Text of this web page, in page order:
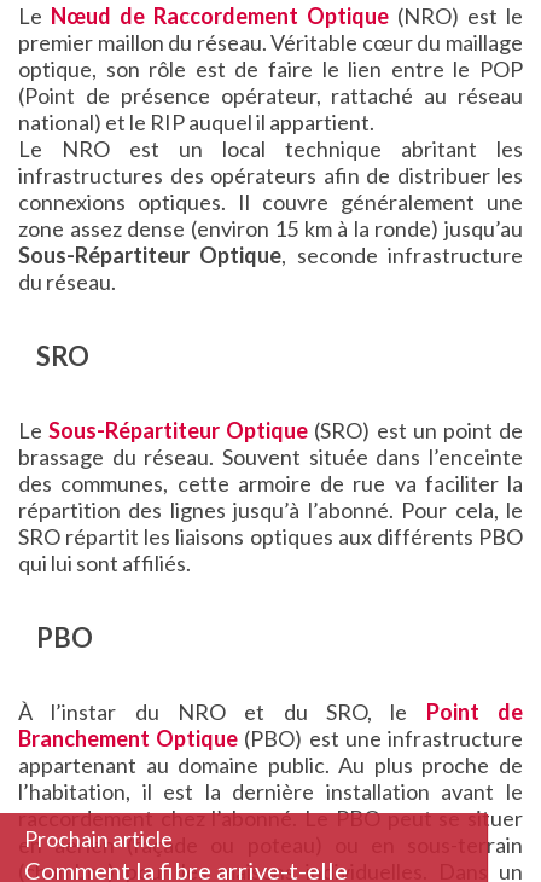
Prochain article
Comment la fibre arrive-t-elle
Le Nœud de Raccordement Optique (NRO) est le
premier maillon du réseau. Véritable cœur du maillage
optique, son rôle est de faire le lien entre le POP
(Point de présence opérateur, rattaché au réseau
national) et le RIP auquel il appartient.
Le NRO est un local technique abritant les
infrastructures des opérateurs afin de distribuer les
connexions optiques. Il couvre généralement une
zone assez dense (environ 15 km à la ronde) jusqu’au
Sous-Répartiteur Optique, seconde infrastructure
du réseau.
SRO
Le Sous-Répartiteur Optique (SRO) est un point de
brassage du réseau. Souvent située dans l’enceinte
des communes, cette armoire de rue va faciliter la
répartition des lignes jusqu’à l’abonné. Pour cela, le
SRO répartit les liaisons optiques aux différents PBO
qui lui sont affiliés.
PBO
À l’instar du NRO et du SRO, le Point de
Branchement Optique (PBO) est une infrastructure
appartenant au domaine public. Au plus proche de
l’habitation, il est la dernière installation avant le
raccordement chez l’abonné. Le PBO peut se situer
en aérien (façade ou poteau) ou en sous-terrain
(chambre) pour les maisons individuelles. Dans un